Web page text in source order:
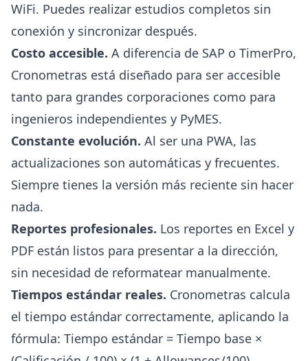
WiFi. Puedes realizar estudios completos sin
conexión y sincronizar después.
Costo accesible. A diferencia de SAP o TimerPro,
Cronometras está diseñado para ser accesible
tanto para grandes corporaciones como para
ingenieros independientes y PyMES.
Constante evolución. Al ser una PWA, las
actualizaciones son automáticas y frecuentes.
Siempre tienes la versión más reciente sin hacer
nada.
Reportes profesionales. Los reportes en Excel y
PDF están listos para presentar a la dirección,
sin necesidad de reformatear manualmente.
Tiempos estándar reales. Cronometras calcula
el tiempo estándar correctamente, aplicando la
fórmula: Tiempo estándar = Tiempo base ×